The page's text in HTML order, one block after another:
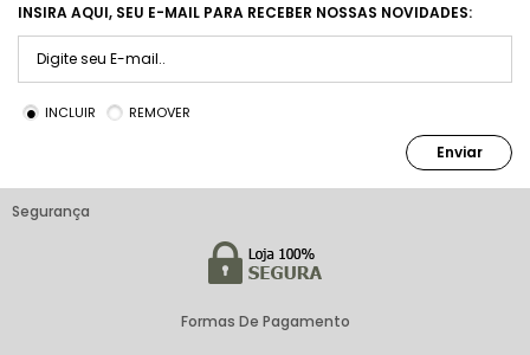
INSIRA AQUI, SEU E-MAIL PARA RECEBER NOSSAS NOVIDADES:
INCLUIR REMOVER
Enviar
Segurança
Formas De Pagamento